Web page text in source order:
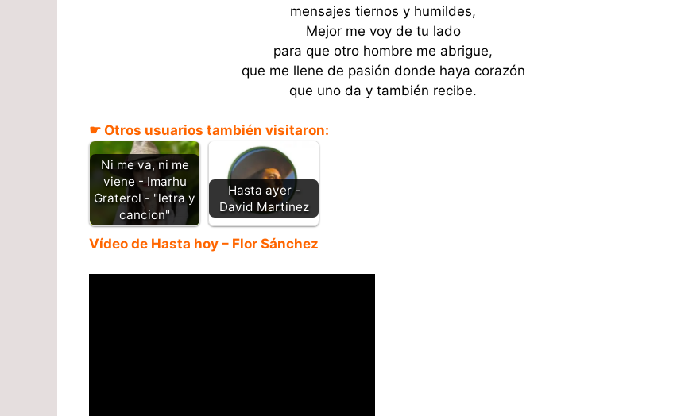
mensajes tiernos y humildes,
Mejor me voy de tu lado
para que otro hombre me abrigue,
que me llene de pasión donde haya corazón
que uno da y también recibe.
☛ Otros usuarios también visitaron:
Ni me va, ni me
viene - Imarhu
Graterol - "letra y
cancion"
Hasta ayer -
David Martinez
Vídeo de Hasta hoy – Flor Sánchez